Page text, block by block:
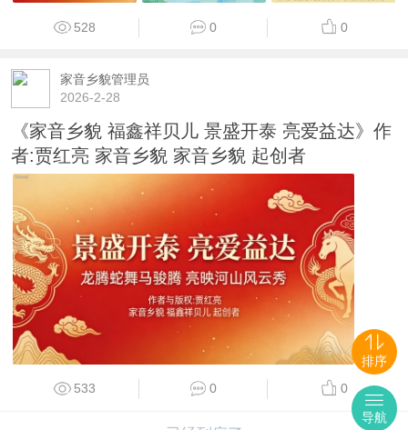
528 0 0
家音乡貌管理员
2026-2-28
《家音乡貌 福鑫祥贝儿 景盛开泰 亮爱益达》作
者:贾红亮 家音乡貌 家音乡貌 起创者
533 0 0
排序
导航